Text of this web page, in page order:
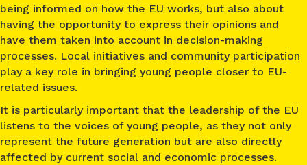
being informed on how the EU works, but also about
having the opportunity to express their opinions and
have them taken into account in decision-making
processes. Local initiatives and community participation
play a key role in bringing young people closer to EU-
related issues.
It is particularly important that the leadership of the EU
listens to the voices of young people, as they not only
represent the future generation but are also directly
affected by current social and economic processes.